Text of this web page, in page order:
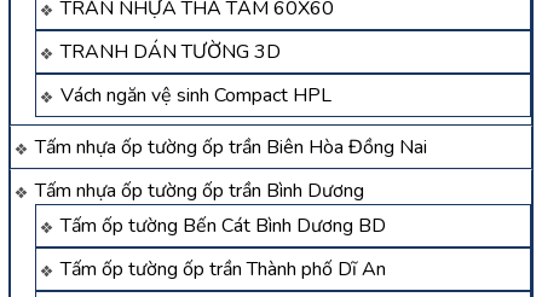
TRẦN NHỰA THẢ TẤM 60X60
TRANH DÁN TƯỜNG 3D
Vách ngăn vệ sinh Compact HPL
Tấm nhựa ốp tường ốp trần Biên Hòa Đồng Nai
Tấm nhựa ốp tường ốp trần Bình Dương
Tấm ốp tường Bến Cát Bình Dương BD
Tấm ốp tường ốp trần Thành phố Dĩ An